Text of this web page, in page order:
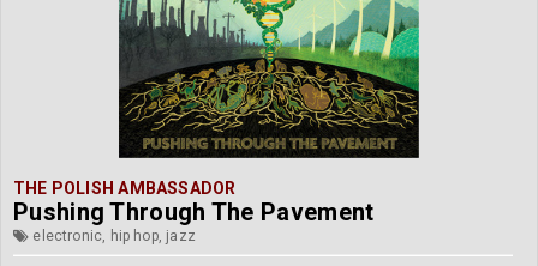
THE POLISH AMBASSADOR
Pushing Through The Pavement
electronic, hip hop, jazz